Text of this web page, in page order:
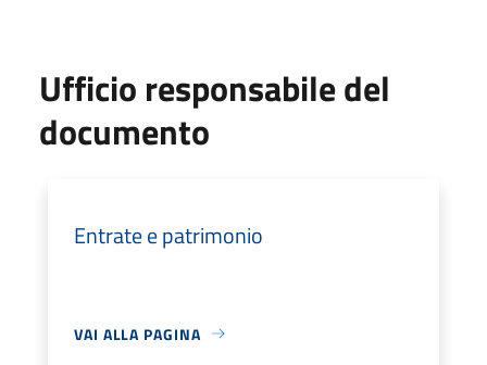
Ufficio responsabile del
documento
Entrate e patrimonio
VAI ALLA PAGINA